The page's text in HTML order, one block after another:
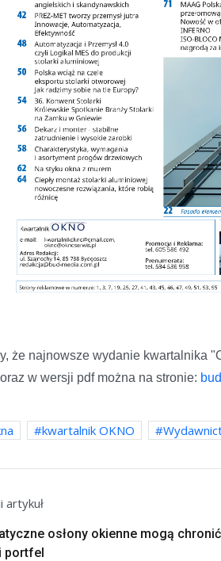
że najnowsze wydanie kwartalnika
w wersji pdf można na stronie:
kwartalnik OKNO
artykuł
osłony okienne mogą chronić
portfel